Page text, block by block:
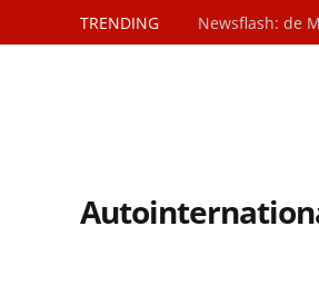
TRENDING Newsflash: de